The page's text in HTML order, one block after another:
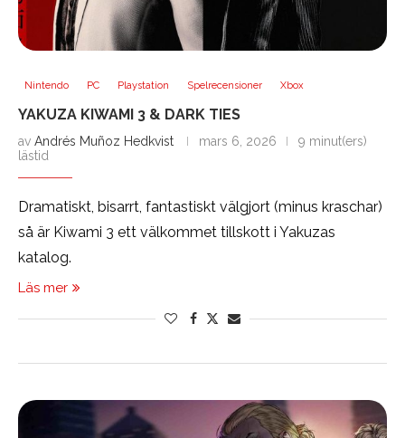
Nintendo PC Playstation Spelrecensioner Xbox
YAKUZA KIWAMI 3 & DARK TIES
av Andrés Muñoz Hedkvist mars 6, 2026
9 minut(ers)
lästid
Dramatiskt, bisarrt, fantastiskt välgjort (minus kraschar)
så är Kiwami 3 ett välkommet tillskott i Yakuzas
katalog.
Läs mer